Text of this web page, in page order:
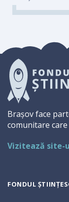
Brașov face
comunitare
Vizitează site-
FONDUL